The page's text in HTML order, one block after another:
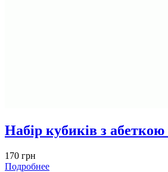
Набір кубиків з
170 грн
Подробнее